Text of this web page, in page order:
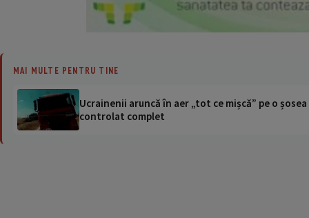
MAI MULTE PENTRU TINE
Ucrainenii aruncă în aer „tot ce mișcă” pe o
controlat complet